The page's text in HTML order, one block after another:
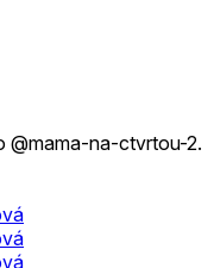
@mama-na-ctvrtou-2.